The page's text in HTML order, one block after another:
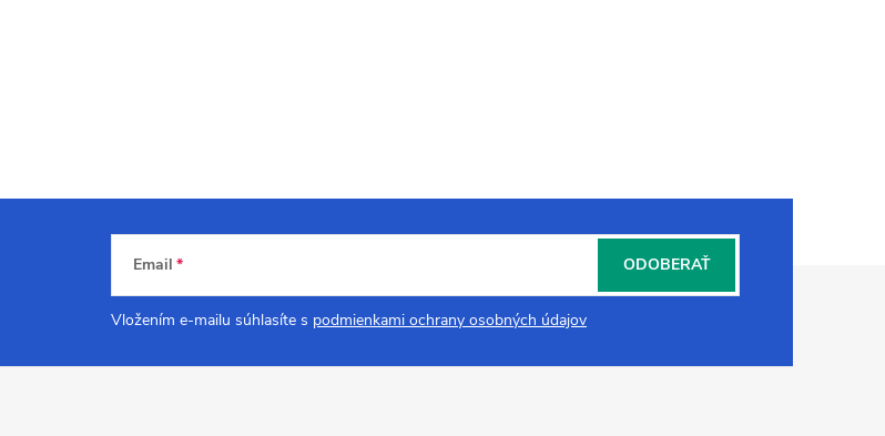
Email
Vložením e-mailu súhlasíte s podmienkami ochrany osobných údajov
ODOBERAŤ